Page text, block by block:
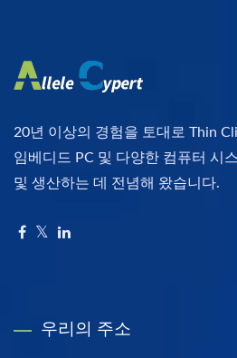
20년 이상의 경험을 토대로 Thin
임베디드 PC 및 다양한 컴퓨터 시
및 생산하는 데 전념해 왔습니다.
우리의 주소